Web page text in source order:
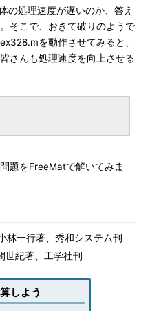
処理速度が遅いのか、答え
そこで、おきて破りのようで
を動作させてみると、
さんも処理速度を向上させる
題をFreeMatで解いてみま
林一行著、秀和システム刊
世紀著、工学社刊
しよう